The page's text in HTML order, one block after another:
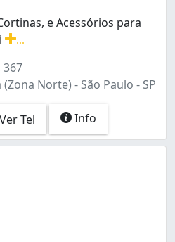
e Acessórios para
367
Norte) - São Paulo - SP
Ver Tel Info